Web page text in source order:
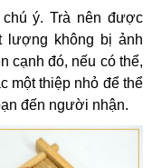
ý. Trà nên được
lượng không bị ảnh
cạnh đó, nếu có thể,
một thiệp nhỏ để thể
đến người nhận.